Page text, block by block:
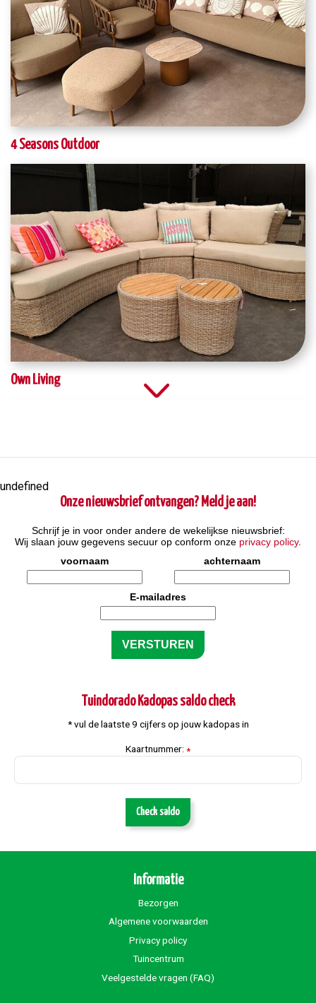
4 Seasons Outdoor
Own Living
Bestel bloemen
undefined
Onze nieuwsbrief ontvangen? Meld je aan!
Schrijf je in voor onder andere de wekelijkse nieuwsbrief:
Wij slaan jouw gegevens secuur op conform onze privacy policy.
voornaam
achternaam
E-mailadres
Tuindorado Kadopas saldo check
* vul de laatste 9 cijfers op jouw kadopas in
Kaartnummer: *
Check saldo
Informatie
Bezorgen
Algemene voorwaarden
Privacy policy
Tuincentrum
Veelgestelde vragen (FAQ)